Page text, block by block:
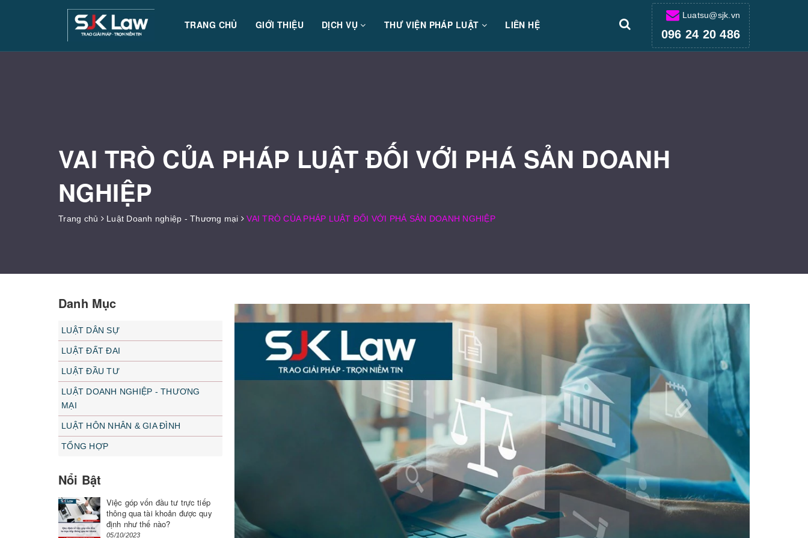
TRANG CHỦ GIỚI THIỆU DỊCH VỤ THƯ VIỆN PHÁP LUẬT LIÊN HỆ
Luatsu@sjk.vn
096 24 20 486
VAI TRÒ CỦA PHÁP LUẬT ĐỐI VỚI PHÁ SẢN DOANH
NGHIỆP
Trang chủ Luật Doanh nghiệp - Thương mại VAI TRÒ CỦA PHÁP LUẬT ĐỐI VỚI PHÁ SẢN DOANH NGHIỆP
Danh Mục
LUẬT DÂN SỰ
LUẬT ĐẤT ĐAI
LUẬT ĐẦU TƯ
LUẬT DOANH NGHIỆP - THƯƠNG
MẠI
LUẬT HÔN NHÂN & GIA ĐÌNH
TỔNG HỢP
Nổi Bật
Việc góp vốn đầu tư trực tiếp
thông qua tài khoản được quy
định như thế nào?
05/10/2023